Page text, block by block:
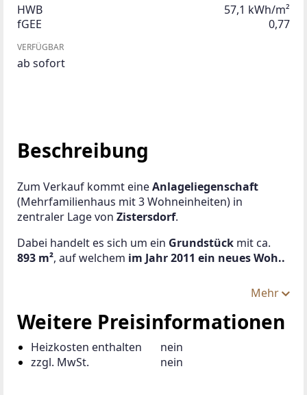
HWB
57,1 kWh/m²
fGEE
0,77
VERFÜGBAR
ab sofort
Beschreibung
Zum Verkauf kommt eine Anlageliegenschaft
(Mehrfamilienhaus mit 3 Wohneinheiten) in
zentraler Lage von Zistersdorf.
Dabei handelt es sich um ein Grundstück mit ca.
893 m², auf welchem im Jahr 2011 ein neues Woh..
Mehr
Weitere Preisinformationen
Heizkosten enthalten
nein
zzgl. MwSt.
nein